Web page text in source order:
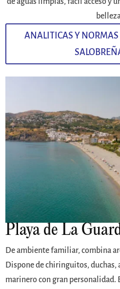
ANALITICAS Y NORMAS
Playa de La
De ambiente familiar, combina
Dispone de chiringuitos, duchas,
marinero con gran personalidad.